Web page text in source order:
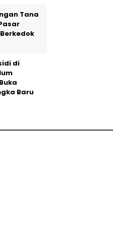
Tana
Berkedok
di
Baru